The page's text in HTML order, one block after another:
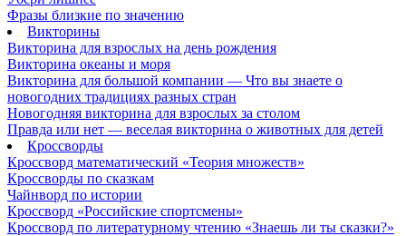
Фразы близкие по значению
Викторины
Викторина для взрослых на день рождения
Викторина океаны и моря
Викторина для большой компании — Что вы знаете о
новогодних традициях разных стран
Новогодняя викторина для взрослых за столом
Правда или нет — веселая викторина о животных для детей
Кроссворды
Кроссворд математический «Теория множеств»
Кроссворды по сказкам
Чайнворд по истории
Кроссворд «Российские спортсмены»
Кроссворд по литературному чтению «Знаешь ли ты сказки?»